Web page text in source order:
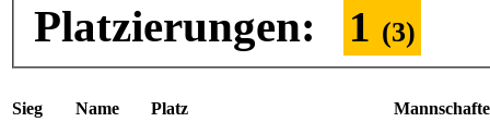
Platzierungen: 1 (3)
Sieg Name Platz